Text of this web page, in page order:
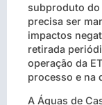
subproduto do
precisa ser
impactos
retirada
operação da
processo e na
A Águas de